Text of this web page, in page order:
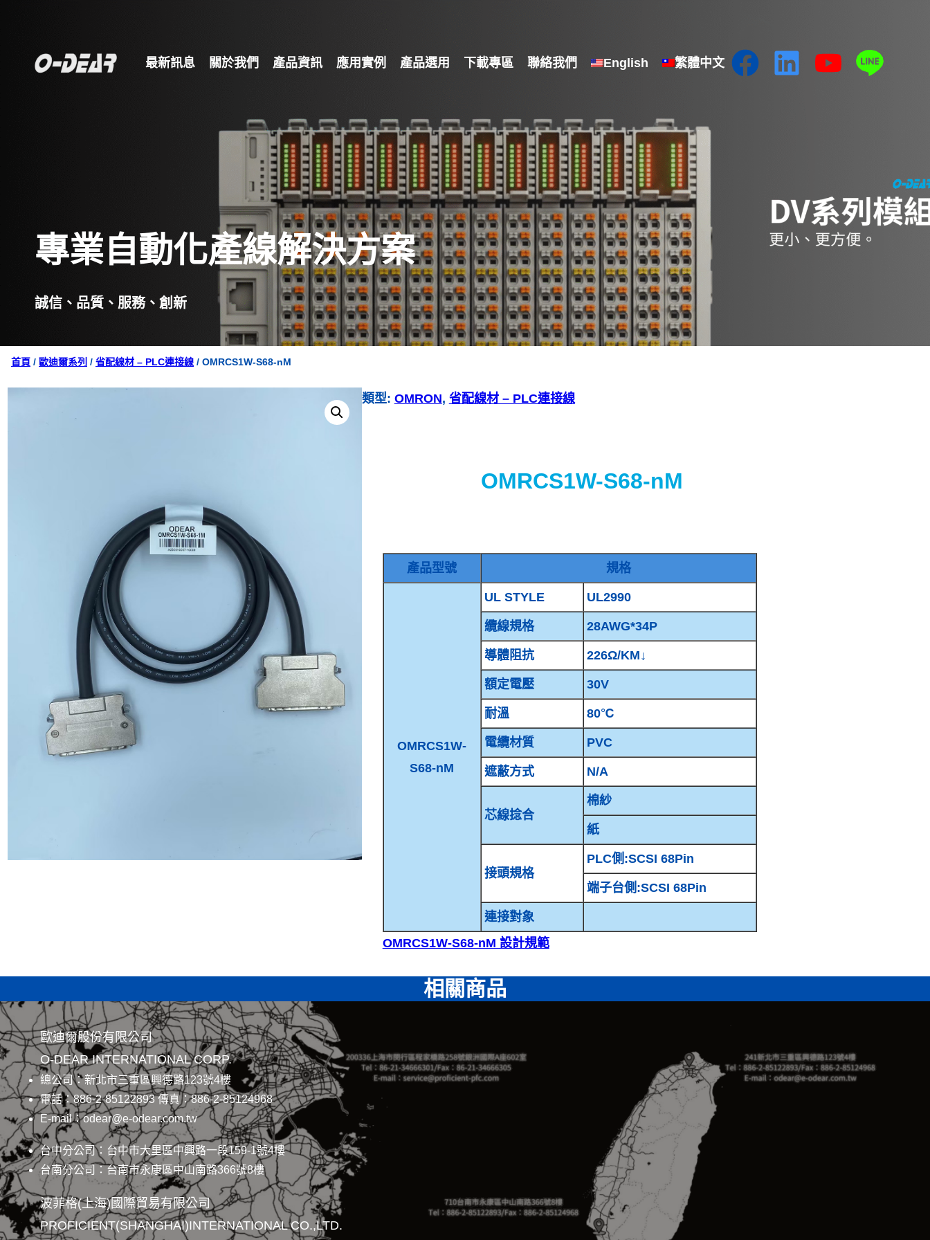
最新訊息 關於我們 產品資訊 應用實例 產品選用 下載專區 聯絡我們 English 繁體中文
專業自動化產線解決方案
誠信、品質、服務、創新
首頁 / 歐迪爾系列 / 省配線材 – PLC連接線 / OMRCS1W-S68-nM
類型: OMRON, 省配線材 – PLC連接線
OMRCS1W-S68-nM
產品型號 規格
OMRCS1W-
S68-nM
UL STYLE UL2990
纜線規格 28AWG*34P
導體阻抗 226Ω/KM↓
額定電壓 30V
耐溫 80℃
電纜材質 PVC
遮蔽方式 N/A
芯線捻合
棉紗
紙
接頭規格
PLC側:SCSI 68Pin
端子台側:SCSI 68Pin
連接對象
OMRCS1W-S68-nM 設計規範
相關商品
歐迪爾股份有限公司
O-DEAR INTERNATIONAL CORP.
總公司：新北市三重區興德路123號4樓
電話：886-2-85122893 傳真：886-2-85124968
E-mail：odear@e-odear.com.tw
台中分公司：台中市大里區中興路一段159-1號4樓
台南分公司：台南市永康區中山南路366號8樓
波菲格(上海)國際貿易有限公司
PROFICIENT(SHANGHAI)INTERNATIONAL CO.,LTD.